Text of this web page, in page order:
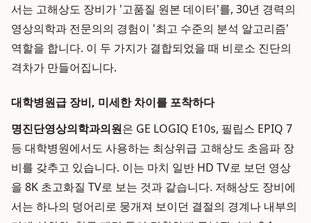
서는 고해상도 장비가 '고품질 원본 데이터'를, 30년 경력의
영상의학과 전문의의 경험이 '최고 수준의 분석 알고리즘'
역할을 합니다. 이 두 가지가 결합되었을 때 비로소 진단의
격차가 만들어집니다.
대학병원급 장비, 미세한 차이를 포착하다
명진단영상의학과의원은 GE LOGIQ E10s, 필립스 EPIQ 7
등 대학병원에서도 사용하는 최상위급 고해상도 초음파 장
비를 갖추고 있습니다. 이는 마치 일반 HD TV로 보던 영상
을 8K 초고화질 TV로 보는 것과 같습니다. 저해상도 장비에
서는 하나의 덩어리로 뭉개져 보이던 결절의 경계나 내부의